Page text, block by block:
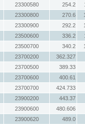
23300580 254.2
23300800 270.6
23300900 292.2
23500600 336.2
23500700 340.2
23700200
362.327
23700500
389.33
23700600
400.61
23700700
424.733
23900200
443.37
23900600
480.606
23900620
489.0